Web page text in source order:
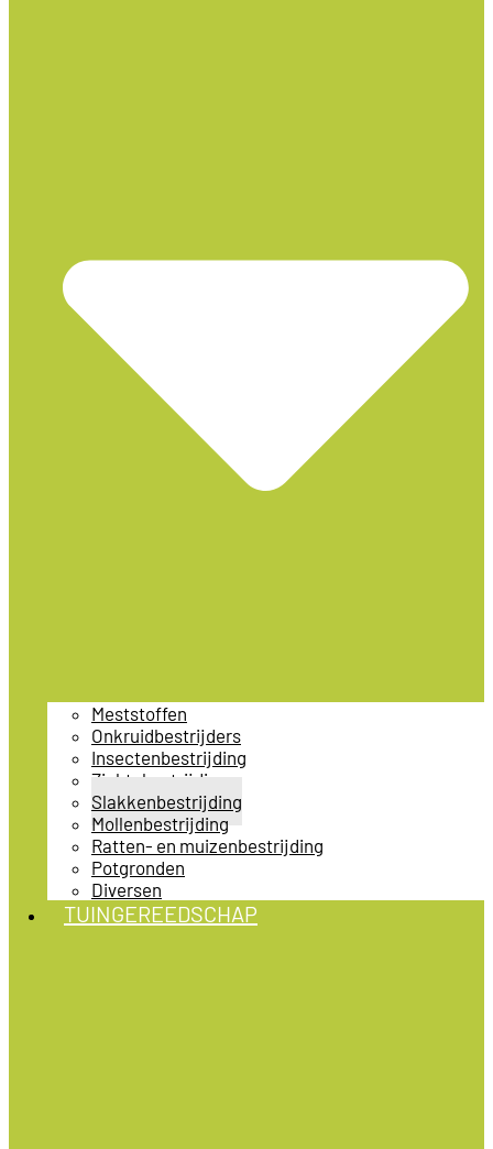
Meststoffen
Onkruidbestrijders
Insectenbestrijding
Ziektebestrijding
Slakkenbestrijding
Mollenbestrijding
Ratten- en muizenbestrijding
Potgronden
Diversen
TUINGEREEDSCHAP